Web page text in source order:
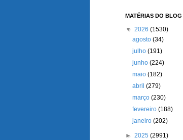
MATÉRIAS DO BLOG
▼ 2026 (1530)
agosto(34)
julho(191)
junho(224)
maio(182)
abril(279)
março(230)
fevereiro(188)
janeiro(202)
► 2025 (2991)